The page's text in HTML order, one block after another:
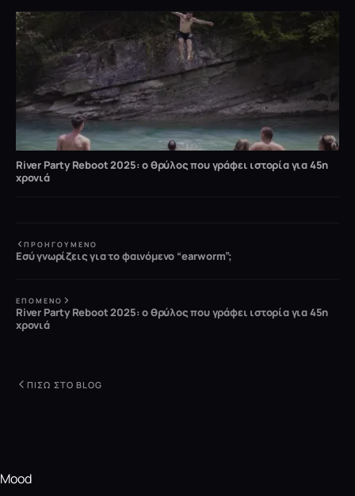
River Party Reboot 2025: ο θρύλος που γράφει ιστορία για 45η
χρονιά
ΠΡΟΗΓΟΎΜΕΝΟ
Εσύ γνωρίζεις για το φαινόμενο “earworm”;
ΕΠΌΜΕΝΟ
River Party Reboot 2025: ο θρύλος που γράφει ιστορία για 45η
χρονιά
ΠΊΣΩ ΣΤΟ BLOG
Mood